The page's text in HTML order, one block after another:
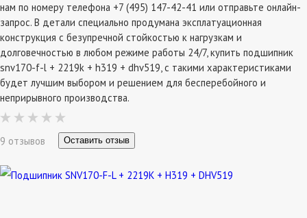
нам по номеру телефона +7 (495) 147-42-41 или отправьте онлайн-
запрос. В детали специально продумана эксплатуационная
конструкция с безупречной стойкостью к нагрузкам и
долговечностью в любом режиме работы 24/7, купить подшипник
snv170-f-l + 2219k + h319 + dhv519, с такими характеристиками
будет лучшим выбором и решением для бесперебойного и
неприрывного производства.
9 отзывов Оставить отзыв